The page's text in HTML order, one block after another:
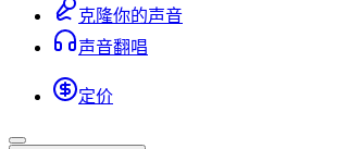
克隆你的声音
声音翻唱
定价